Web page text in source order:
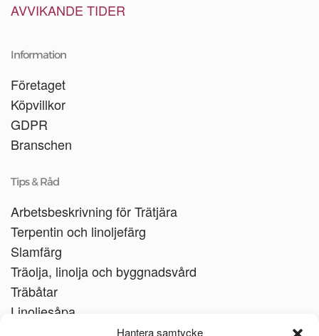
Hantera samtycke
AVVIKANDE TIDER
Information
Företaget
Köpvillkor
GDPR
Branschen
Tips & Råd
Arbetsbeskrivning för Trätjära
Terpentin och linoljefärg
Slamfärg
Träolja, linolja och byggnadsvård
Träbåtar
Linoljesåpa